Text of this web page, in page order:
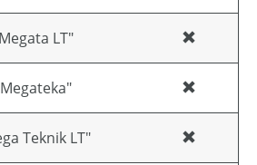
LT"
Teknik LT"